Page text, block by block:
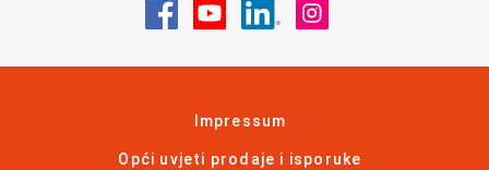
Posjetite nas na Facebook
Posjetite nas na YouTube
Posjetite nas na
Impressum
Opći uvjeti prodaje i isporuke